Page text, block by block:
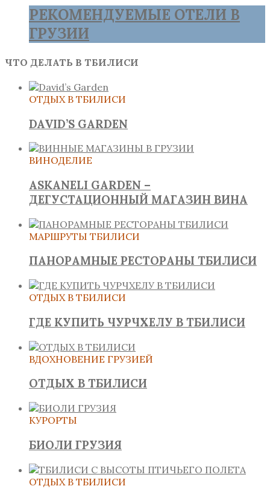
РЕКОМЕНДУЕМЫЕ ОТЕЛИ В
ГРУЗИИ
ЧТО ДЕЛАТЬ В ТБИЛИСИ
ОТДЫХ В ТБИЛИСИ
DAVID’S GARDEN
ВИНОДЕЛИЕ
ASKANELI GARDEN –
ДЕГУСТАЦИОННЫЙ МАГАЗИН ВИНА
МАРШРУТЫ ТБИЛИСИ
ПАНОРАМНЫЕ РЕСТОРАНЫ ТБИЛИСИ
ОТДЫХ В ТБИЛИСИ
ГДЕ КУПИТЬ ЧУРЧХЕЛУ В ТБИЛИСИ
ВДОХНОВЕНИЕ ГРУЗИЕЙ
ОТДЫХ В ТБИЛИСИ
КУРОРТЫ
БИОЛИ ГРУЗИЯ
ОТДЫХ В ТБИЛИСИ